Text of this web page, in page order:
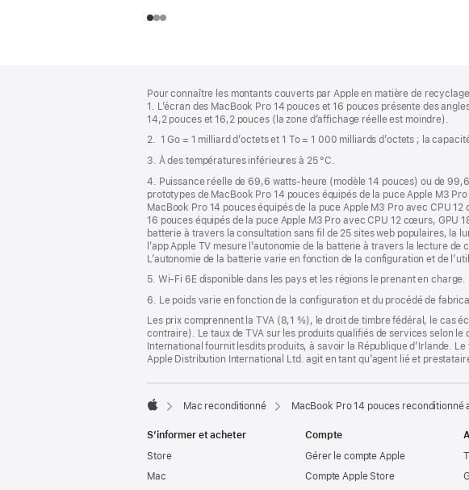
de
page
de
bas
de
page
Pour connaître les montants couverts par Apple en matière de
1. L’écran des MacBook Pro 14 pouces et 16 pouces présente des
14,2 pouces et 16,2 pouces (la zone d’affichage réelle est moindre).
2. 1 Go = 1 milliard d’octets et 1 To = 1 000 milliards d’octets ; la
3. À des températures inférieures à 25 °C.
4. Puissance réelle de 69,6 watts-heure (modèle 14 pouces) ou de
prototypes de MacBook Pro 14 pouces équipés de la puce Apple M3
MacBook Pro 14 pouces équipés de la puce Apple M3 Pro avec CPU
16 pouces équipés de la puce Apple M3 Pro avec CPU 12 cœurs, GPU
batterie à travers la consultation sans fil de 25 sites web populaires, la
l’app Apple TV mesure l’autonomie de la batterie à travers la lecture
L’autonomie de la batterie varie en fonction de la configuration et de
5. Wi-Fi 6E disponible dans les pays et les régions le prenant en charge.
6. Le poids varie en fonction de la configuration et du procédé de
Les prix comprennent la TVA (8,1 %), le droit de timbre fédéral, le cas
contraire). Le taux de TVA sur les produits qualifiés de services selon
International fournit lesdits produits, à savoir la République d’Irlande.
Apple Distribution International Ltd. agit en tant qu’agent lié et
Mac reconditionné MacBook Pro 14 pouces
S’informer et acheter
Store
Mac
Compte
Gérer le compte Apple
Compte Apple Store